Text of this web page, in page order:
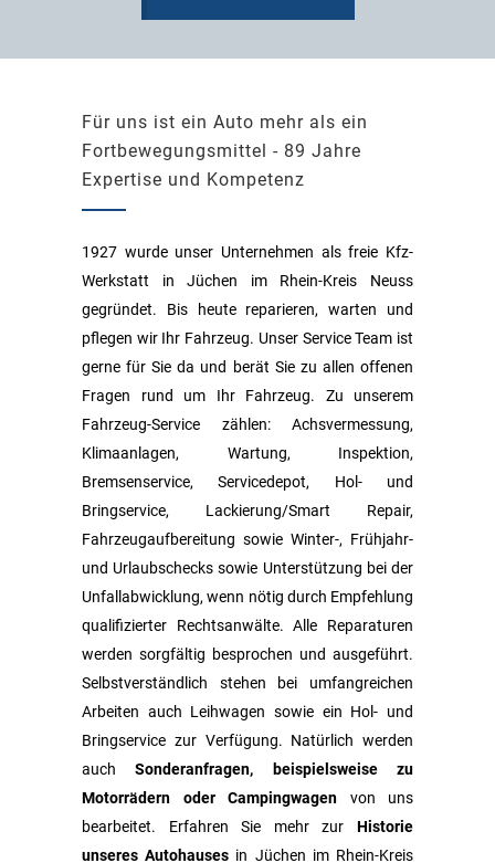
Für uns ist ein Auto mehr als ein
Fortbewegungsmittel - 89 Jahre
Expertise und Kompetenz
1927 wurde unser Unternehmen als freie Kfz-
Werkstatt in Jüchen im Rhein-Kreis Neuss
gegründet. Bis heute reparieren, warten und
pflegen wir Ihr Fahrzeug. Unser Service Team ist
gerne für Sie da und berät Sie zu allen offenen
Fragen rund um Ihr Fahrzeug. Zu unserem
Fahrzeug-Service zählen: Achsvermessung,
Klimaanlagen, Wartung, Inspektion,
Bremsenservice, Servicedepot, Hol- und
Bringservice, Lackierung/Smart Repair,
Fahrzeugaufbereitung sowie Winter-, Frühjahr-
und Urlaubschecks sowie Unterstützung bei der
Unfallabwicklung, wenn nötig durch Empfehlung
qualifizierter Rechtsanwälte. Alle Reparaturen
werden sorgfältig besprochen und ausgeführt.
Selbstverständlich stehen bei umfangreichen
Arbeiten auch Leihwagen sowie ein Hol- und
Bringservice zur Verfügung. Natürlich werden
auch Sonderanfragen, beispielsweise zu
Motorrädern oder Campingwagen von uns
bearbeitet. Erfahren Sie mehr zur Historie
unseres Autohauses in Jüchen im Rhein-Kreis